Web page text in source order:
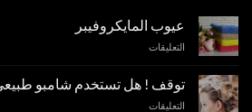
عيوب المايكروفيبر
التعليقاتعلى
المايكروفيبر
مغلقة
توقف ! هل تستخدم شامبو
التعليقاتعلى